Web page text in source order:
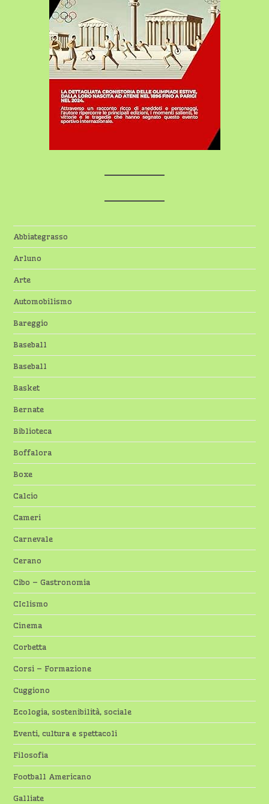
Abbiategrasso
Arluno
Arte
Automobilismo
Bareggio
Baseball
Baseball
Basket
Bernate
Biblioteca
Boffalora
Boxe
Calcio
Cameri
Carnevale
Cerano
Cibo – Gastronomia
CIclismo
Cinema
Corbetta
Corsi – Formazione
Cuggiono
Ecologia, sostenibilità, sociale
Eventi, cultura e spettacoli
Filosofia
Football Americano
Galliate